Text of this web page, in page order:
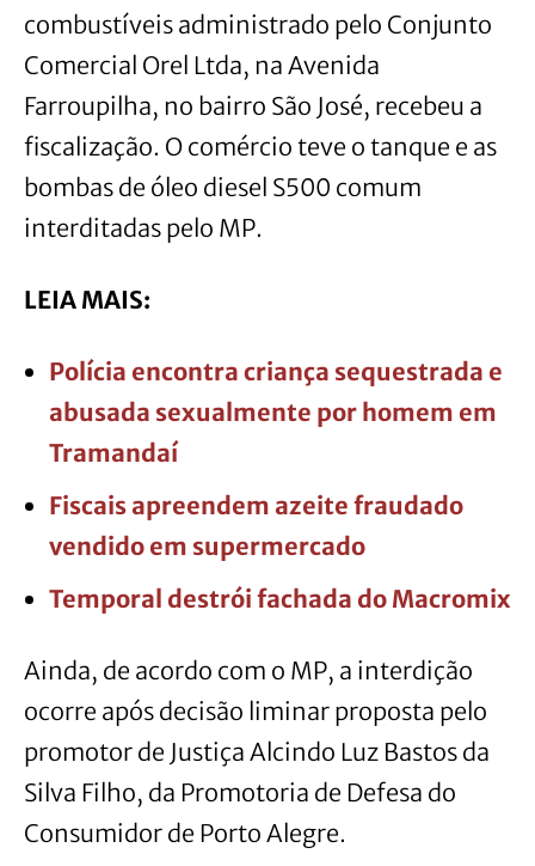
combustíveis administrado pelo Conjunto
Comercial Orel Ltda, na Avenida
Farroupilha, no bairro São José, recebeu a
fiscalização. O comércio teve o tanque e as
bombas de óleo diesel S500 comum
interditadas pelo MP.
LEIA MAIS:
Polícia encontra criança sequestrada e
abusada sexualmente por homem em
Tramandaí
Fiscais apreendem azeite fraudado
vendido em supermercado
Temporal destrói fachada do Macromix
Ainda, de acordo com o MP, a interdição
ocorre após decisão liminar proposta pelo
promotor de Justiça Alcindo Luz Bastos da
Silva Filho, da Promotoria de Defesa do
Consumidor de Porto Alegre.